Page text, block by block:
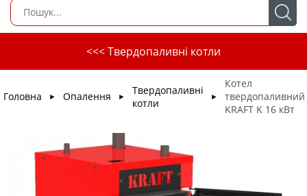
<<< Твердопаливні котли
Головна ► Опалення ►
Твердопаливні
котли
►
Котел
твердопаливний
KRAFT K 16 кВт